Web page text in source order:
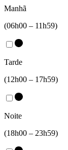
Manhã
(06h00 – 11h59)
Tarde
(12h00 – 17h59)
Noite
(18h00 – 23h59)